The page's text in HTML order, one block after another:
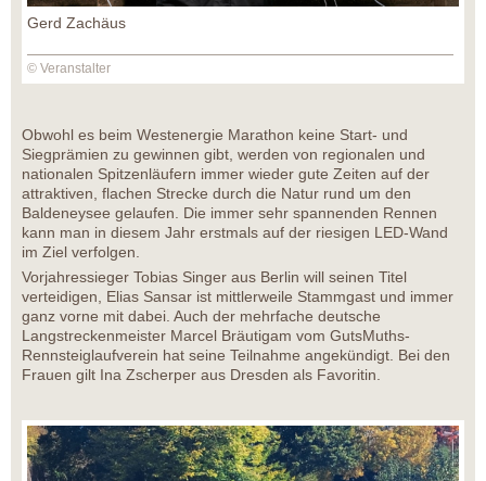
Gerd Zachäus
© Veranstalter
Obwohl es beim Westenergie Marathon keine Start- und
Siegprämien zu gewinnen gibt, werden von regionalen und
nationalen Spitzenläufern immer wieder gute Zeiten auf der
attraktiven, flachen Strecke durch die Natur rund um den
Baldeneysee gelaufen. Die immer sehr spannenden Rennen
kann man in diesem Jahr erstmals auf der riesigen LED-Wand
im Ziel verfolgen.
Vorjahressieger Tobias Singer aus Berlin will seinen Titel
verteidigen, Elias Sansar ist mittlerweile Stammgast und immer
ganz vorne mit dabei. Auch der mehrfache deutsche
Langstreckenmeister Marcel Bräutigam vom GutsMuths-
Rennsteiglaufverein hat seine Teilnahme angekündigt. Bei den
Frauen gilt Ina Zscherper aus Dresden als Favoritin.